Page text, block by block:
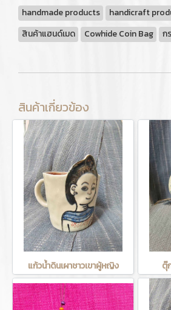
handmade products handicraft
สินค้าแฮนด์เมด
Cowhide Coin Bag ก
สินค้าเกี่ยวข้อง
แก้วน้ำดินเผาชาวเขาผู้หญิง ตุ๊